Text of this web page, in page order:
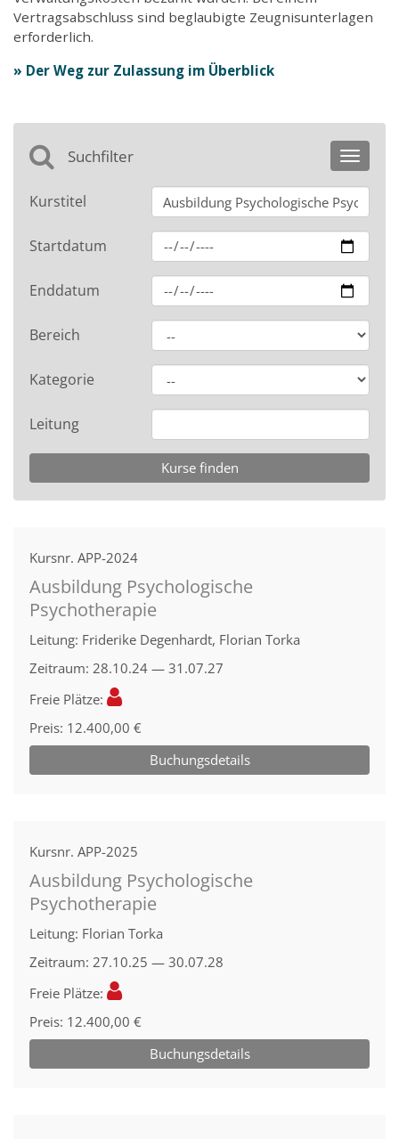
Vertragsabschluss sind beglaubigte Zeugnisunterlagen
erforderlich.
» Der Weg zur Zulassung im Überblick